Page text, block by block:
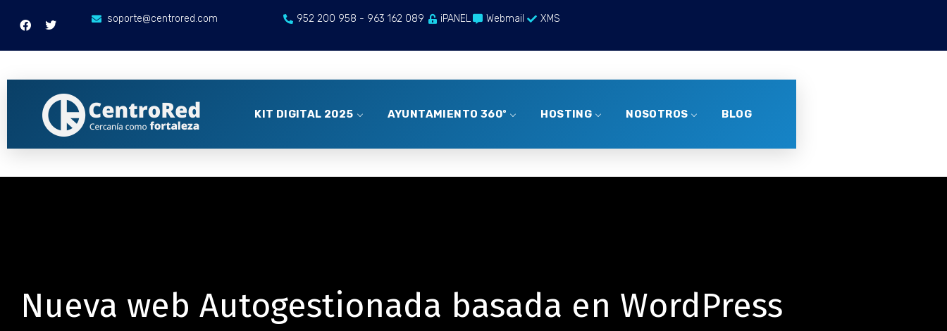
soporte@centrored.com 952 200 958 - 963 162 089 iPANEL Webmail XMS
KIT DIGITAL 2025 AYUNTAMIENTO 360º HOSTING NOSOTROS BLOG
Nueva web Autogestionada basada en WordPress